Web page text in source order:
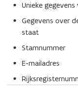
Unieke
Gegevens over
staat
Stamnummer
E-mailadres